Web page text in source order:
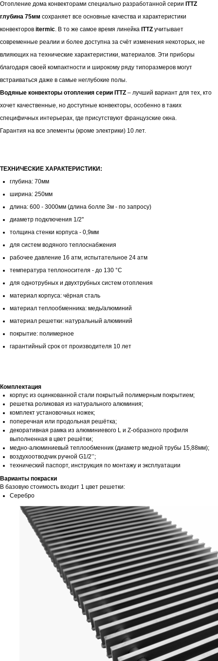
Отопление дома конвекторами специально разработанной серии ITTZ
глубина 75мм сохраняет все основные качества и характеристики
конвекторов itermic. В то же самое время линейка ITTZ учитывает
современные реалии и более доступна за счёт изменения некоторых, не
влияющих на технические характеристики, материалов. Эти приборы
благодаря своей компактности и широкому ряду типоразмеров могут
встраиваться даже в самые неглубокие полы.
Водяные конвекторы отопления серии ITTZ – лучший вариант для тех, кто
хочет качественные, но доступные конвекторы, особенно в таких
специфичных интерьерах, где присутствуют французские окна.
Гарантия на все элементы (кроме электрики) 10 лет.
ТЕХНИЧЕСКИЕ ХАРАКТЕРИСТИКИ:
глубина: 70мм
ширина: 250мм
длина: 600 - 3000мм (длина болле 3м - по запросу)
диаметр подключения 1/2''
толщина стенки корпуса - 0,9мм
для систем водяного теплоснабжения
рабочее давление 16 атм, испытательное 24 атм
температура теплоносителя - до 130 °С
для однотрубных и двухтрубных систем отопления
материал корпуса: чёрная сталь
материал теплообменника: медь/алюминий
материал решетки: натуральный алюминий
покрытие: полимерное
гарантийный срок от производителя 10 лет
Комплектация
корпус из оцинкованной стали покрытый полимерным покрытием;
решетка роликовая из натурального алюминия;
комплект установочных ножек;
поперечная или продольная решётка;
декоративная рамка из алюминиевого L и Z-образного профиля
выполненная в цвет решётки;
медно-алюминиевый теплообменник (диаметр медной трубы 15,88мм);
воздухоотводчик ручной G1/2’’;
технический паспорт, инструкция по монтажу и эксплуатации
Варианты покраски
В базовую стоимость входит 1 цвет решетки:
Серебро